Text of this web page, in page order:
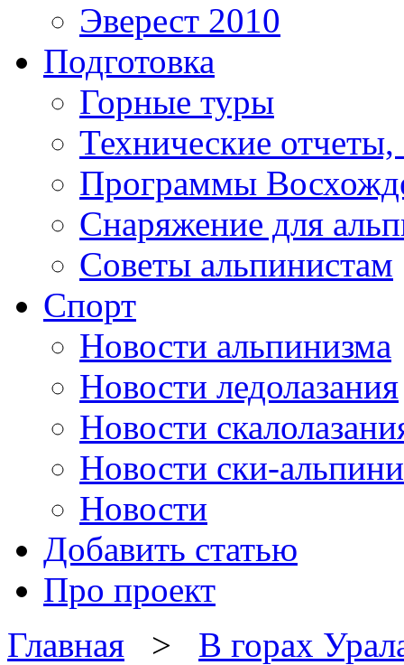
Эверест 2010
Подготовка
Горные туры
Технические
Программы
Снаряжение для
Советы альпинистам
Спорт
Новости альпинизма
Новости ледолазания
Новости
Новости ски-
Новости
Добавить статью
Про проект
Главная > В горах